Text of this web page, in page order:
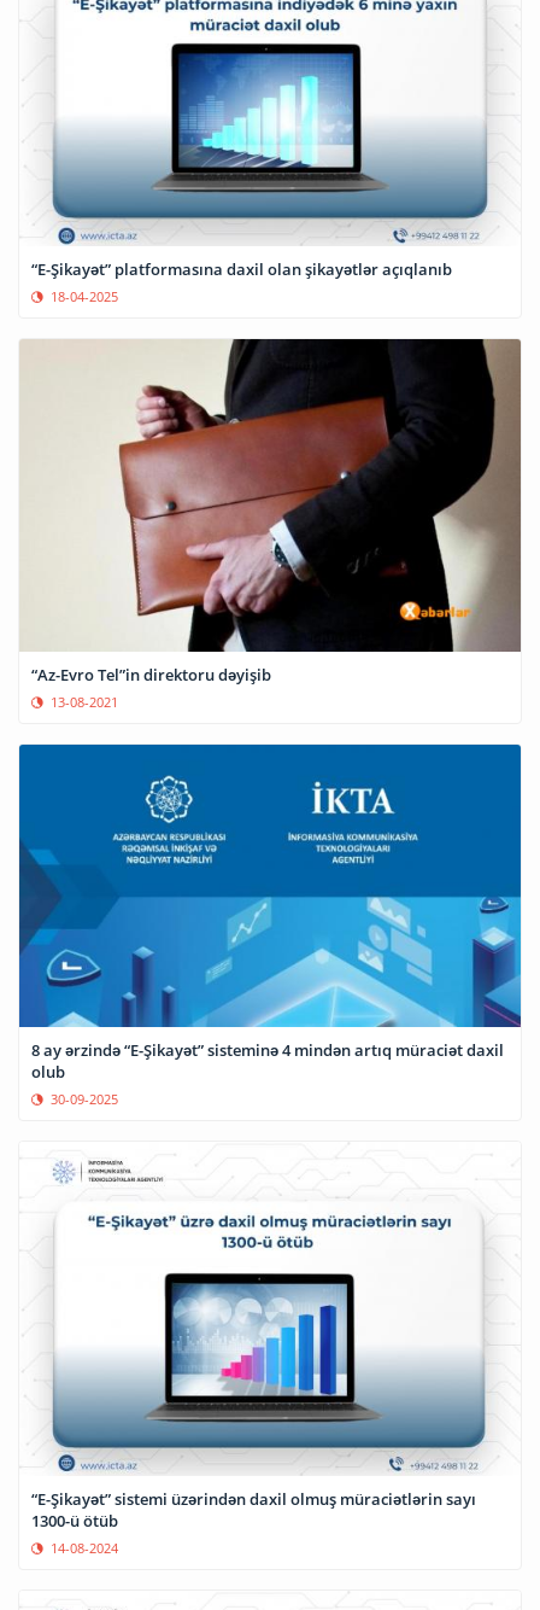
“E-Şikayət” platformasına daxil olan şikayətlər açıqlanıb
18-04-2025
“Az-Evro Tel”in direktoru dəyişib
13-08-2021
8 ay ərzində “E-Şikayət” sisteminə 4 mindən artıq müraciət daxil
olub
30-09-2025
“E-Şikayət” sistemi üzərindən daxil olmuş müraciətlərin sayı
1300-ü ötüb
14-08-2024